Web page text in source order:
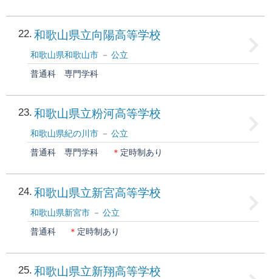
22 和歌山県立向陽高等学校
和歌山県和歌山市
公立
普通科
専門学科
23 和歌山県立粉河高等学校
和歌山県紀の川市
公立
普通科
専門学科 ＊ 定時制あり
24 和歌山県立新宮高等学校
和歌山県新宮市
公立
普通科
＊ 定時制あり
25 和歌山県立新翔高等学校